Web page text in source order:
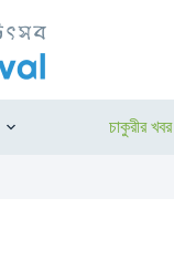
চাকুরীর খবর